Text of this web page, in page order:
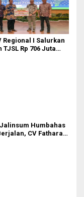
Regional I Salurkan
TJSL Rp 706 Juta
Humbahas
CV Fathara